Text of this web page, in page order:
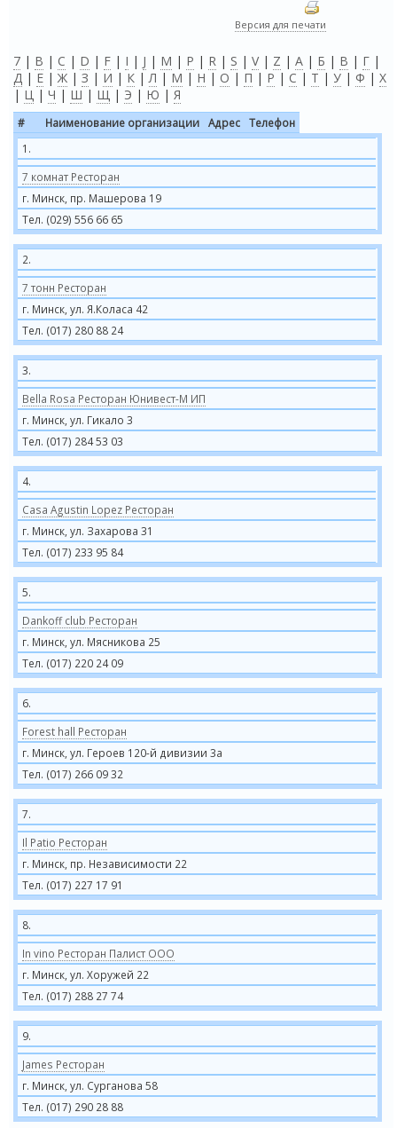
Версия для печати
7 | B | C | D | F | I | J | M | P | R | S | V| Z | А | Б | В | Г |
Д | Е | Ж | З | И | К |Л | М | Н | О | П | Р | С | Т | У | Ф | Х
| Ц | Ч | Ш | Щ | Э | Ю | Я
# Наименование организации Адрес
Телефон
1.
7 комнат Ресторан
г. Минск, пр. Машерова 19
Тел. (029) 556 66 65
2.
7 тонн Ресторан
г. Минск, ул. Я.Коласа 42
Тел. (017) 280 88 24
3.
Bella Rosa Ресторан Юнивест-М ИП
г. Минск, ул. Гикало 3
Тел. (017) 284 53 03
4.
Casa Agustin Lopez Ресторан
г. Минск, ул. Захарова 31
Тел. (017) 233 95 84
5.
Dankoff club Ресторан
г. Минск, ул. Мясникова 25
Тел. (017) 220 24 09
6.
Forest hall Ресторан
г. Минск, ул. Героев 120-й дивизии 3а
Тел. (017) 266 09 32
7.
Il Patio Ресторан
г. Минск, пр. Независимости 22
Тел. (017) 227 17 91
8.
In vino Ресторан Палист ООО
г. Минск, ул. Хоружей 22
Тел. (017) 288 27 74
9.
James Ресторан
г. Минск, ул. Сурганова 58
Тел. (017) 290 28 88